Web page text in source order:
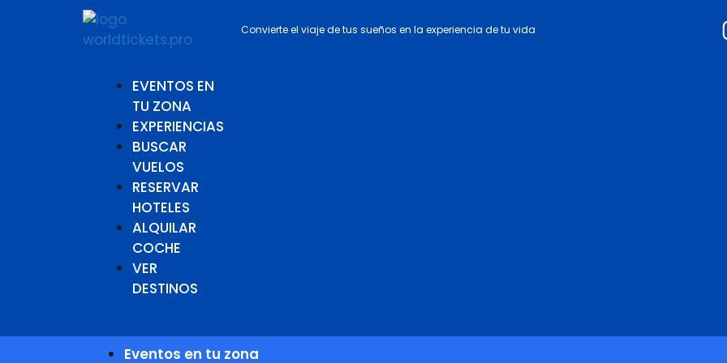
Convierte el viaje de tus sueños en la experiencia de tu vida
EVENTOS EN
TU ZONA
EXPERIENCIAS
BUSCAR
VUELOS
RESERVAR
HOTELES
ALQUILAR
COCHE
VER
DESTINOS
Eventos en tu zona